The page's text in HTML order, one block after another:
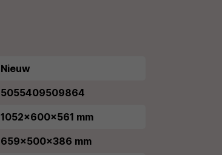
Nieuw
5055409509864
1052x600x561 mm
659x500x386 mm